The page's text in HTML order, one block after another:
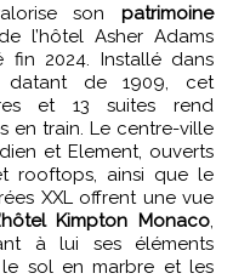
sonpatrimoine
l’hôtel Asher Adams
fin 2024. Installé dans
datant de 1909, cet
et 13 suites rend
en train. Le centre-ville
et Element, ouverts
rooftops, ainsi que le
XXL offrent une vue
Kimpton Monaco
à lui ses éléments
le sol en marbre et les